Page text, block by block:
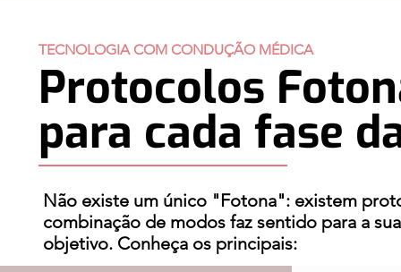
TECNOLOGIA COM CONDUÇÃO MÉDICA
Protocolos
para cada fase
​Não existe um único "Fotona": existem
combinação de modos faz sentido para a
objetivo. Conheça os principais: